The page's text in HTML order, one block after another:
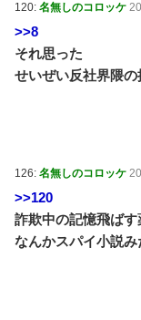
120: 名無しのコロッケ
>>8
それ思った
せいぜい反社界隈の
126: 名無しのコロッケ
>>120
詐欺中の記憶飛ば
なんかスパイ小説